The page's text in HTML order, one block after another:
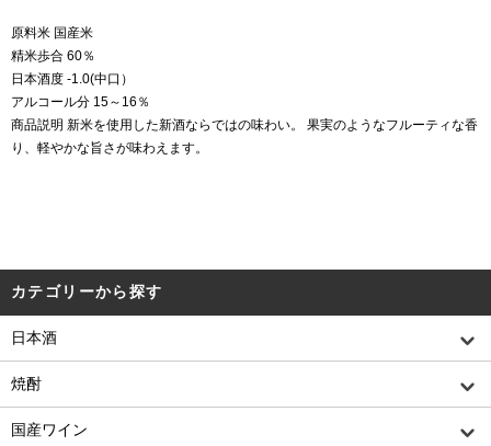
原料米 国産米
精米歩合 60％
日本酒度 -1.0(中口）
アルコール分 15～16％
商品説明 新米を使用した新酒ならではの味わい。 果実のようなフルーティな香
り、軽やかな旨さが味わえます。
カテゴリーから探す
日本酒
焼酎
国産ワイン